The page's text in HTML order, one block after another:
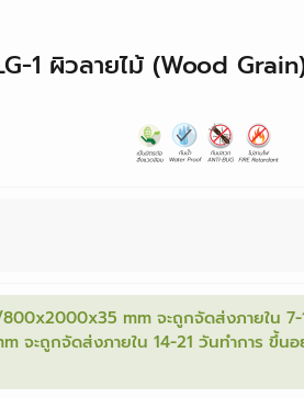
1 ผิวลายไม้ (Wood
mm จะถูกจัดส่งภายใน 7-
จะถูกจัดส่งภายใน 14-21 วันทำการ ขึ้น